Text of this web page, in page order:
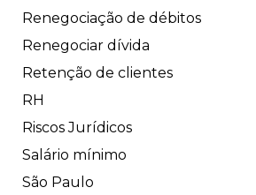
Renegociação de débitos
Renegociar dívida
Retenção de clientes
RH
Riscos Jurídicos
Salário mínimo
São Paulo